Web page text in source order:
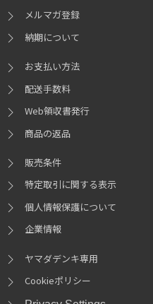
メルマガ登録
納期について
お支払い方法
配送手数料
Web領収書発行
商品の返品
販売条件
特定取引に関する表示
個人情報保護について
企業情報
ヤマダデンキ専用
Cookieポリシー